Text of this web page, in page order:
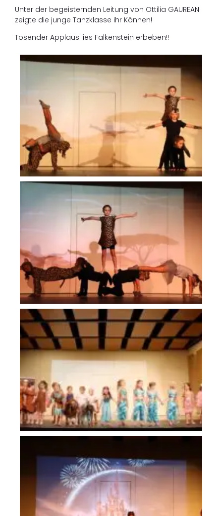
Unter der begeisternden Leitung von Ottilia GAUREAN
zeigte die junge Tanzklasse ihr Können!
Tosender Applaus lies Falkenstein erbeben!!